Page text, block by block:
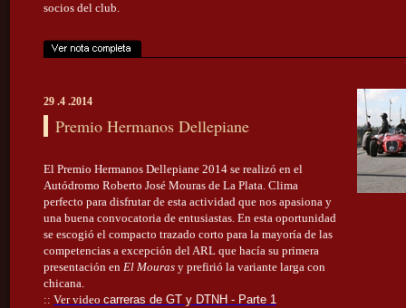
socios del club.
29 .4 .2014
Premio Hermanos Dellepiane
El Premio Hermanos Dellepiane 2014 se realizó en el
Autódromo Roberto José Mouras de La Plata. Clima
perfecto para disfrutar de esta actividad que nos apasiona y
una buena convocatoria de entusiastas. En esta oportunidad
se escogió el compacto trazado corto para la mayoría de las
competencias a excepción del ARL que hacía su primera
presentación en El Mouras y prefirió la variante larga con
chicana.
:: Ver video carreras de GT y DTNH - Parte 1